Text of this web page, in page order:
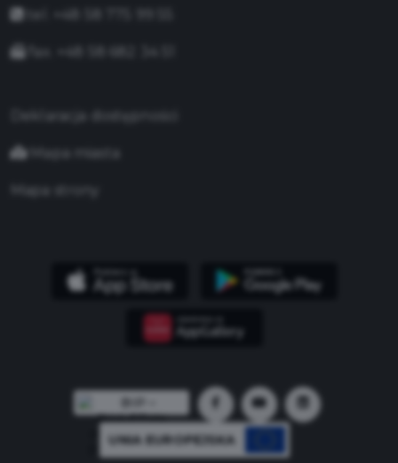
Deklaracja dostępności
Mapa miasta
Mapa strony
UNIA EUROPEJSKA